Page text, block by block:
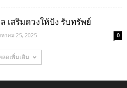
เสริมดวงให้ปัง รับทรัพย์
หาคม 25, 2025 0
ลดเพิ่มเติม